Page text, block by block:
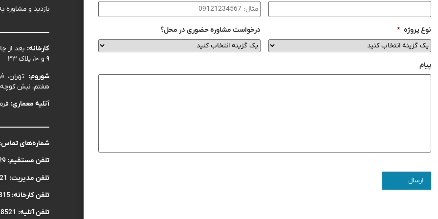
نوع پروژه * درخواست مشاوره حضوری در محل؟
پیام
بازدید و مشاوره
کارخانه: بعد از
۹ و ۱۰، پلاک ۳۳
شوروم: تهران،
هفتم، نبش کوچه
آتلیه معماری:
شماره‌های
تلفن مستقیم:
تلفن مدیریت:
تلفن کارخانه:
تلفن آتلیه: